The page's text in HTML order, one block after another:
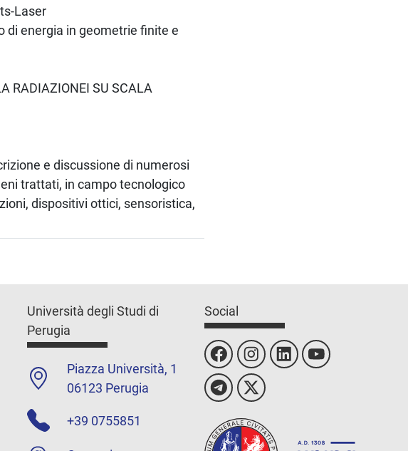
Laser
di energia in geometrie finite e
RADIAZIONEI SU SCALA
e discussione di numerosi
trattati, in campo tecnologico
dispositivi ottici, sensoristica,
Università degli Studi di
Perugia
Piazza Università, 1
06123 Perugia
+39 0755851
Social